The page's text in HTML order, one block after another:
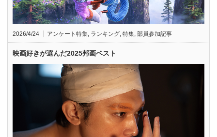
2026/4/24 アンケート特集, ランキング, 特集, 部員参加記事
映画好きが選んだ2025邦画ベスト